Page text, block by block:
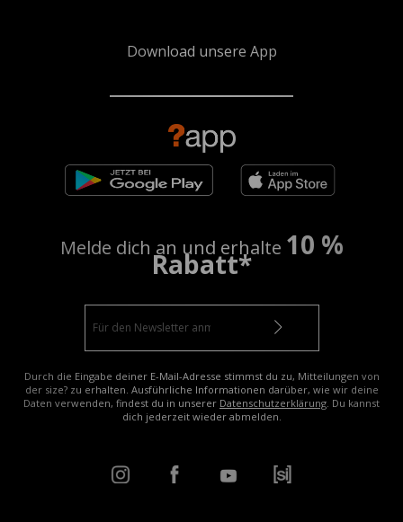
Download unsere App
Melde dich an und erhalte 10 %
Rabatt*
Durch die Eingabe deiner E-Mail-Adresse stimmst du zu, Mitteilungen von
der size? zu erhalten. Ausführliche Informationen darüber, wie wir deine
Daten verwenden, findest du in unserer Datenschutzerklärung . Du kannst
dich jederzeit wieder abmelden.